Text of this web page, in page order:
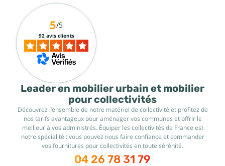
Leader en mobilier urbain et mobilier
pour collectivités
Découvrez l’ensemble de notre matériel de collectivité et profitez de
nos tarifs avantageux pour aménager vos communes et offrir le
meilleur à vos administrés. Équiper les collectivités de France est
notre spécialité : vous pouvez nous faire confiance et commander
vos fournitures pour collectivités en toute sérénité.
04 26 78 31 79
5/5
92 avis clients